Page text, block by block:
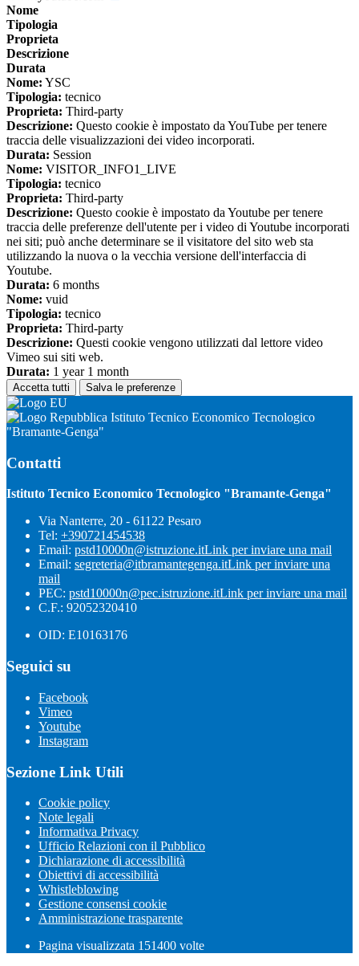
Nome
Tipologia
Proprieta
Descrizione
Durata
Nome: YSC
Tipologia: tecnico
Proprieta: Third-party
Descrizione: Questo cookie è impostato da YouTube per tenere
traccia delle visualizzazioni dei video incorporati.
Durata: Session
Nome: VISITOR_INFO1_LIVE
Tipologia: tecnico
Proprieta: Third-party
Descrizione: Questo cookie è impostato da Youtube per tenere
traccia delle preferenze dell'utente per i video di Youtube incorporati
nei siti; può anche determinare se il visitatore del sito web sta
utilizzando la nuova o la vecchia versione dell'interfaccia di
Youtube.
Durata: 6 months
Nome: vuid
Tipologia: tecnico
Proprieta: Third-party
Descrizione: Questi cookie vengono utilizzati dal lettore video
Vimeo sui siti web.
Durata: 1 year 1 month
Accetta tutti Salva le preferenze
Istituto Tecnico Economico Tecnologico
"Bramante-Genga"
Contatti
Istituto Tecnico Economico Tecnologico "Bramante-Genga"
Via Nanterre, 20 - 61122 Pesaro
Tel: +390721454538
Email: pstd10000n@istruzione.itLink per inviare una mail
Email: segreteria@itbramantegenga.itLink per inviare una
mail
PEC: pstd10000n@pec.istruzione.itLink per inviare una mail
C.F.: 92052320410
OID: E10163176
Seguici su
Facebook
Vimeo
Youtube
Instagram
Sezione Link Utili
Cookie policy
Note legali
Informativa Privacy
Ufficio Relazioni con il Pubblico
Dichiarazione di accessibilità
Obiettivi di accessibilità
Whistleblowing
Gestione consensi cookie
Amministrazione trasparente
Pagina visualizzata 151400 volte